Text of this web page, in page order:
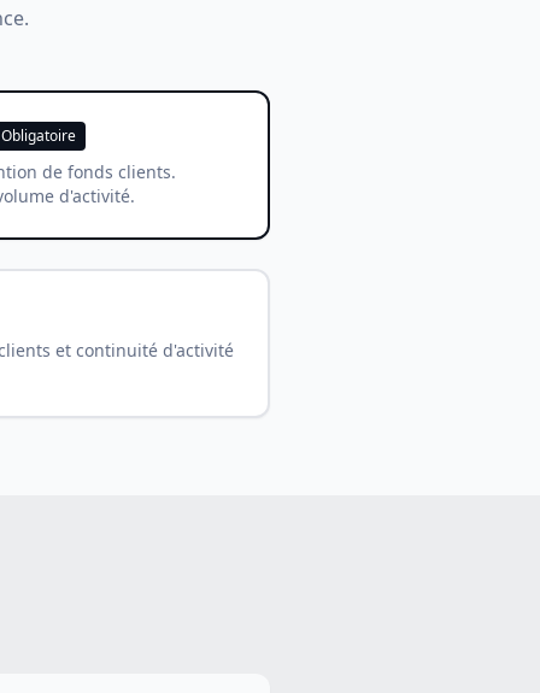
Obligatoire
de fonds clients.
d'activité.
et continuité d'activité